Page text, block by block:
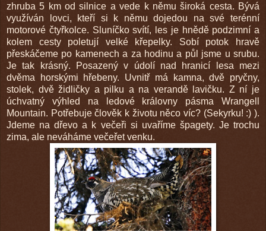
zhruba 5 km od silnice a vede k němu široká cesta. Bývá
využíván lovci, kteří si k němu dojedou na své terénní
motorové čtyřkolce. Sluníčko svítí, les je hnědě podzimní a
kolem cesty poletují velké křepelky. Sobí potok hravě
přeskáčeme po kamenech a za hodinu a půl jsme u srubu.
Je tak krásný. Posazený v údolí nad hranicí lesa mezi
dvěma horskými hřebeny. Uvnitř má kamna, dvě pryčny,
stolek, dvě židličky a pilku a na verandě lavičku. Z ní je
úchvatný výhled na ledové královny pásma Wrangell
Mountain. Potřebuje člověk k životu něco víc? (Sekyrku! :) ).
Jdeme na dřevo a k večeři si uvaříme špagety. Je trochu
zima, ale neváháme večeřet venku.